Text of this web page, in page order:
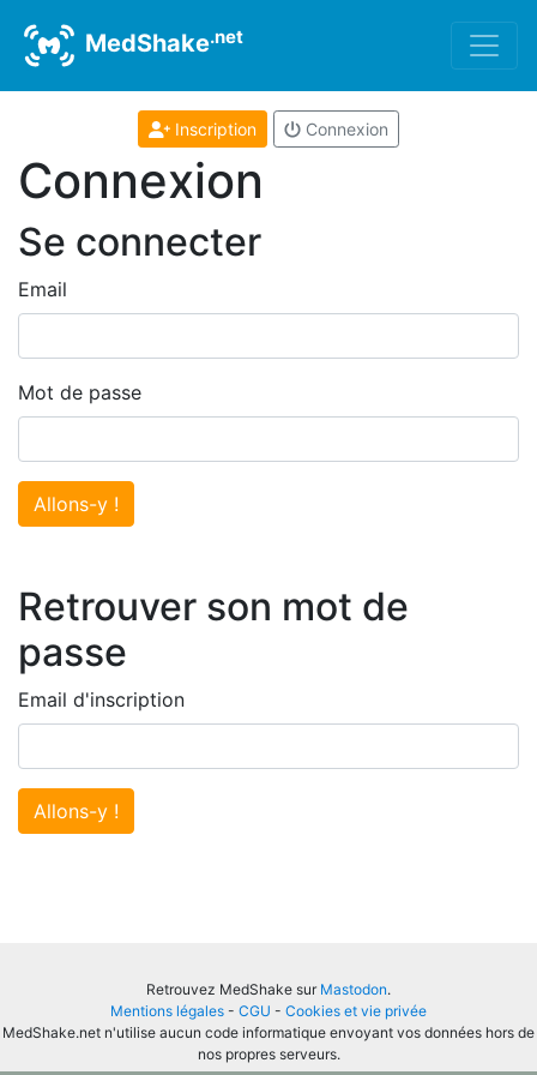
MedShake.net
Inscription Connexion
Connexion
Se connecter
Email
Mot de passe
Allons-y !
Retrouver son mot de
passe
Email d'inscription
Allons-y !
Retrouvez MedShake sur Mastodon.
Mentions légales - CGU - Cookies et vie privée
MedShake.net n'utilise aucun code informatique envoyant vos données hors de
nos propres serveurs.